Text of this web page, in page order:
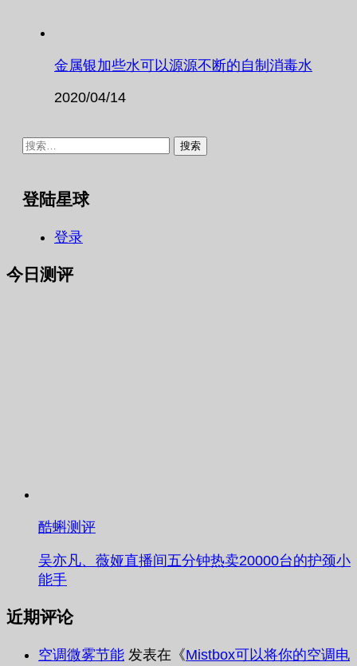
金属银加些水可以源源不断的自制消毒水
2020/04/14
搜
登陆星球
登录
今日测评
酷蝌测评
吴亦凡、薇娅直播间五分钟热卖20000台的护颈小
能手
近期评论
空调微雾节能 发表在《Mistbox可以将你的空调电